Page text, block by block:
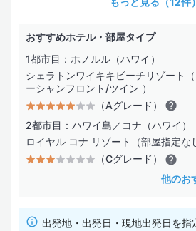
おすすめホテル・部屋タイプ
1都市目：ホノルル（ハワイ）
シェラトンワイキキビーチリゾート
ーシャンフロント/ツイン ）
（Aグレード）
2都市目：ハワイ島／コナ（ハワイ）
ロイヤル コナ リゾート（部屋指定な
（Cグレード）
他のお
出発地・出発日・現地出発日を